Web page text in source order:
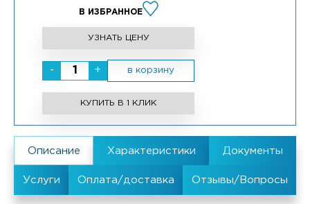
В ИЗБРАННОЕ
УЗНАТЬ ЦЕНУ
- + в корзину
КУПИТЬ В 1 КЛИК